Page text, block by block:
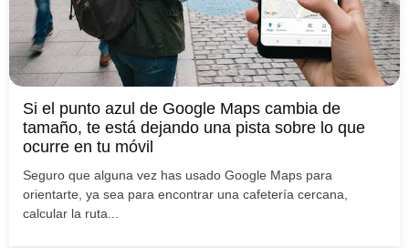
Si el punto azul de Google Maps cambia de
tamaño, te está dejando una pista sobre lo que
ocurre en tu móvil
Seguro que alguna vez has usado Google Maps para
orientarte, ya sea para encontrar una cafetería cercana,
calcular la ruta...